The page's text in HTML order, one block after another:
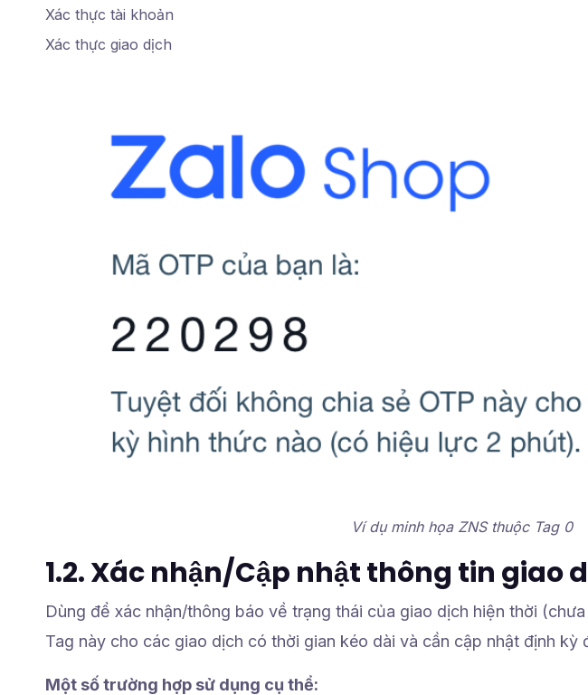
Xác thực tài khoản
Xác thực giao dịch
Ví dụ minh họa ZNS thuộc Tag 0
1.2. Xác nhận/Cập nhật thông tin giao
Dùng để xác nhận/thông báo về trạng thái của giao dịch hiện thời
Tag này cho các giao dịch có thời gian kéo dài và cần cập nhật định kỳ
Một số trường hợp sử dụng cụ thể: